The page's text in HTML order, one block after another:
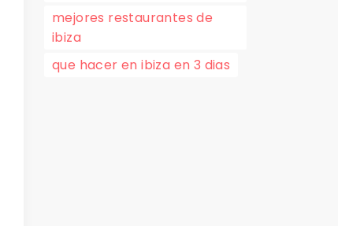
mejores restaurantes de
ibiza
que hacer en ibiza en 3 dias